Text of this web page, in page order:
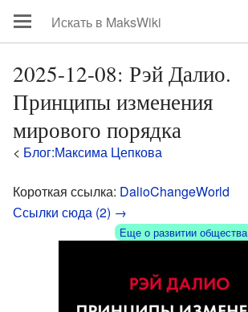
2025-12-08: Рэй Далио.
Принципы изменения
мирового порядка
< Блог:Максима Цепкова
Короткая ссылка: DalioChangeWorld
Ссылки сюда (2) →
Еще о развитии общества